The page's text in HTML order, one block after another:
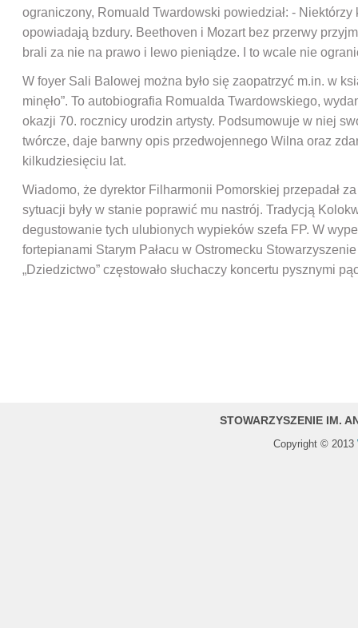
ograniczony, Romuald Twardowski powiedział: - Niektórzy
opowiadają bzdury. Beethoven i Mozart bez przerwy
brali za nie na prawo i lewo pieniądze. I to wcale nie
W foyer Sali Balowej można było się zaopatrzyć m.in. w
minęło”. To autobiografia Romualda Twardowskiego,
okazji 70. rocznicy urodzin artysty. Podsumowuje w niej
twórcze, daje barwny opis przedwojennego Wilna oraz
kilkudziesięciu lat.
Wiadomo, że dyrektor Filharmonii Pomorskiej przepadał
sytuacji były w stanie poprawić mu nastrój. Tradycją
degustowanie tych ulubionych wypieków szefa FP. W
fortepianami Starym Pałacu w Ostromecku
„Dziedzictwo” częstowało słuchaczy koncertu pysznymi
STOWARZYSZENIE IM.
Copyright © 2013